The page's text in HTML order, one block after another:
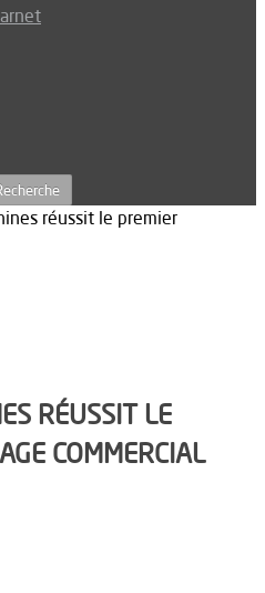
réussit le premier
RÉUSSIT LE
COMMERCIAL